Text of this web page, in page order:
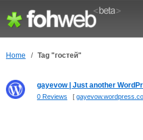
Home / Tag "гостей"
gayevow | Just another
0 Reviews [